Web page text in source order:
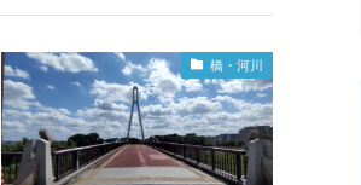
橋・河川